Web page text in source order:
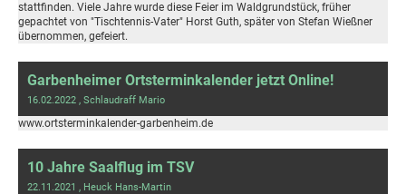
stattfinden. Viele Jahre wurde diese Feier im Waldgrundstück, früher
gepachtet von "Tischtennis-Vater" Horst Guth, später von Stefan Wießner
übernommen, gefeiert.
Garbenheimer Ortsterminkalender jetzt Online!
16.02.2022 , Schlaudraff Mario
www.ortsterminkalender-garbenheim.de
10 Jahre Saalflug im TSV
22.11.2021 , Heuck Hans-Martin